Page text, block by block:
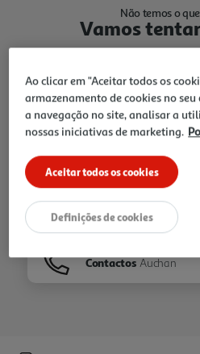
Não temos o
Vamos
Ir para Homepage
Folhetos
Contactos Auchan
Ao clicar em "Aceitar todos os
armazenamento de cookies no
a navegação no site, analisar a
nossas iniciativas de marketing.
Aceitar todos os cookies
Definições de cookies